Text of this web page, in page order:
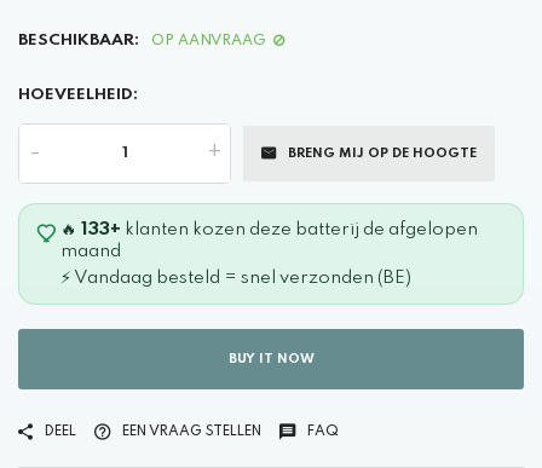
BESCHIKBAAR: OP AANVRAAG
HOEVEELHEID:
- + BRENG MIJ OP DE HOOGTE
🔥 133+ klanten kozen deze batterij de afgelopen
maand
⚡ Vandaag besteld = snel verzonden (BE)
BUY IT NOW
DEEL EEN VRAAG STELLEN FAQ